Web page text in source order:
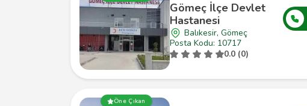
Gömeç İlçe Devlet
Hastanesi
Balıkesir, Gömeç
Posta Kodu: 10717
0.0 (0)
Öne Çıkan